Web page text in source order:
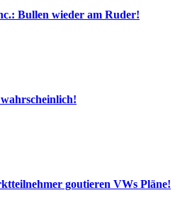
Bullen wieder am Ruder!
goutieren VWs Pläne!